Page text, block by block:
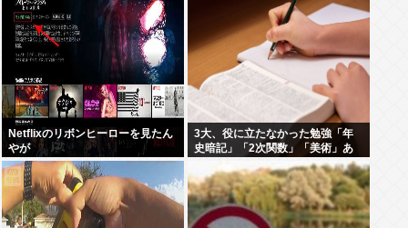
Netflixのリボンヒーローを見たん
やが
3大、役に立たなかった勉強「年
史暗記」「2次関数」「美術」あ